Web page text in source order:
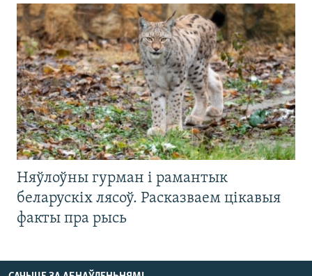
Няўлоўны гурман і рамантык
беларускіх лясоў. Расказваем цікавыя
факты пра рысь